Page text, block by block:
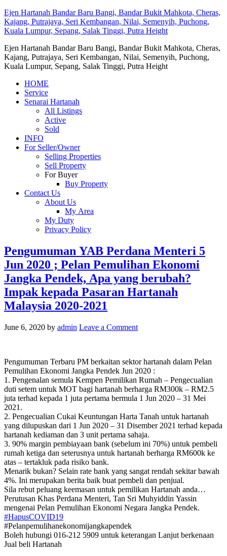
Ejen Hartanah Bandar Baru Bangi, Bandar Bukit Mahkota, Cheras,
Kajang, Putrajaya, Seri Kembangan, Nilai, Semenyih, Puchong,
Kuala Lumpur, Sepang, Salak Tinggi, Putra Height
Ejen Hartanah Bandar Baru Bangi, Bandar Bukit Mahkota, Cheras,
Kajang, Putrajaya, Seri Kembangan, Nilai, Semenyih, Puchong,
Kuala Lumpur, Sepang, Salak Tinggi, Putra Height
HOME
Service
Senarai Hartanah
All Listings
Active
Sold
INFO
For Seller/Owner
Selling Properties
Sell Property
For Buyer
Buy Property
Contact Us
About Us
My Area
My Duty
Privacy Policy
Pengumuman YAB Perdana Menteri 5
Jun 2020 ; Pelan Pemulihan Ekonomi
Jangka Pendek, Apa yang berubah?
Impak kepada Pasaran Hartanah
Malaysia 2020-2021
June 6, 2020 by admin Leave a Comment
Pengumuman Terbaru PM berkaitan sektor hartanah dalam Pelan
Pemulihan Ekonomi Jangka Pendek Jun 2020 :
1. Pengenalan semula Kempen Pemilikan Rumah – Pengecualian
duti setem untuk MOT bagi hartanah berharga RM300k – RM2.5
juta terhad kepada 1 juta pertama bermula 1 Jun 2020 – 31 Mei
2021.
2. Pengecualian Cukai Keuntungan Harta Tanah untuk hartanah
yang dilupuskan dari 1 Jun 2020 – 31 Disember 2021 terhad kepada
hartanah kediaman dan 3 unit pertama sahaja.
3. 90% margin pembiayaan bank (sebelum ini 70%) untuk pembeli
rumah ketiga dan seterusnya untuk hartanah berharga RM600k ke
atas – tertakluk pada risiko bank.
Menarik bukan? Selain rate bank yang sangat rendah sekitar bawah
4%. Ini merupakan berita baik buat pembeli dan penjual.
Sila rebut peluang keemasan untuk pemilikan Hartanah anda…
Perutusan Khas Perdana Menteri, Tan Sri Muhyiddin Yassin
mengenai Pelan Pemulihan Ekonomi Negara Jangka Pendek.
#HapusCOVID19
#Pelanpemulihanekonomijangkapendek
Boleh hubungi 016-212 5909 untuk keterangan Lanjut berkenaan
Jual beli Hartanah